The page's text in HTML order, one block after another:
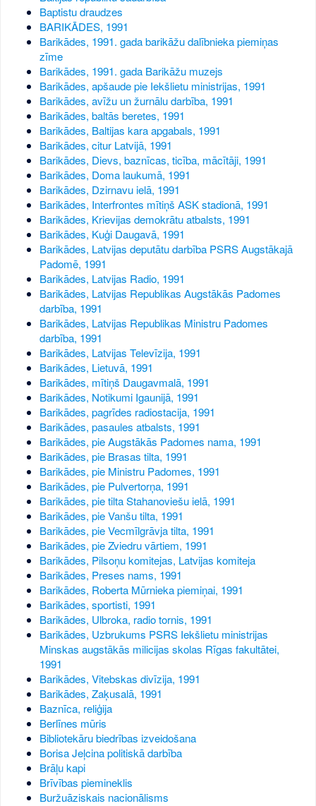
Baptistu draudzes
BARIKĀDES, 1991
Barikādes, 1991. gada barikāžu dalībnieka piemiņas
zīme
Barikādes, 1991. gada Barikāžu muzejs
Barikādes, apšaude pie Iekšlietu ministrijas, 1991
Barikādes, avīžu un žurnālu darbība, 1991
Barikādes, baltās beretes, 1991
Barikādes, Baltijas kara apgabals, 1991
Barikādes, citur Latvijā, 1991
Barikādes, Dievs, baznīcas, ticība, mācītāji, 1991
Barikādes, Doma laukumā, 1991
Barikādes, Dzirnavu ielā, 1991
Barikādes, Interfrontes mītiņš ASK stadionā, 1991
Barikādes, Krievijas demokrātu atbalsts, 1991
Barikādes, Kuģi Daugavā, 1991
Barikādes, Latvijas deputātu darbība PSRS Augstākajā
Padomē, 1991
Barikādes, Latvijas Radio, 1991
Barikādes, Latvijas Republikas Augstākās Padomes
darbība, 1991
Barikādes, Latvijas Republikas Ministru Padomes
darbība, 1991
Barikādes, Latvijas Televīzija, 1991
Barikādes, Lietuvā, 1991
Barikādes, mītiņš Daugavmalā, 1991
Barikādes, Notikumi Igaunijā, 1991
Barikādes, pagrīdes radiostacija, 1991
Barikādes, pasaules atbalsts, 1991
Barikādes, pie Augstākās Padomes nama, 1991
Barikādes, pie Brasas tilta, 1991
Barikādes, pie Ministru Padomes, 1991
Barikādes, pie Pulvertorņa, 1991
Barikādes, pie tilta Stahanoviešu ielā, 1991
Barikādes, pie Vanšu tilta, 1991
Barikādes, pie Vecmīlgrāvja tilta, 1991
Barikādes, pie Zviedru vārtiem, 1991
Barikādes, Pilsoņu komitejas, Latvijas komiteja
Barikādes, Preses nams, 1991
Barikādes, Roberta Mūrnieka piemiņai, 1991
Barikādes, sportisti, 1991
Barikādes, Ulbroka, radio tornis, 1991
Barikādes, Uzbrukums PSRS Iekšlietu ministrijas
Minskas augstākās milicijas skolas Rīgas fakultātei,
1991
Barikādes, Vitebskas divīzija, 1991
Barikādes, Zaķusalā, 1991
Baznīca, reliģija
Berlīnes mūris
Bibliotekāru biedrības izveidošana
Borisa Jeļcina politiskā darbība
Brāļu kapi
Brīvības piemineklis
Buržuāziskais nacionālisms